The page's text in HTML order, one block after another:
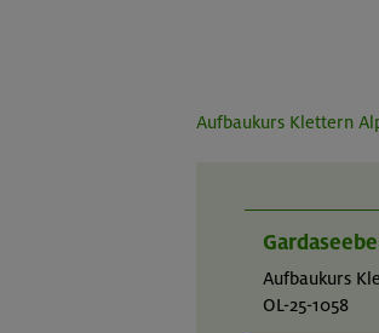
Aufbaukurs Klettern
Aufbaukurs
OL-25-1058